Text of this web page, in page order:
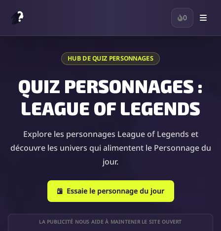
0
HUB DE QUIZ PERSONNAGES
QUIZ PERSONNAGES :
LEAGUE OF LEGENDS
Explore les personnages League of Legends et
découvre les univers qui alimentent le Personnage du
jour.
Essaie le personnage du jour
LA PUBLICITÉ NOUS AIDE À MAINTENIR LE SITE OUVERT